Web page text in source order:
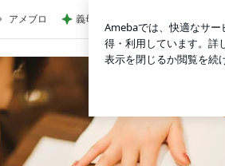
アメブロ 義母より嬉しい長男の事での掲載